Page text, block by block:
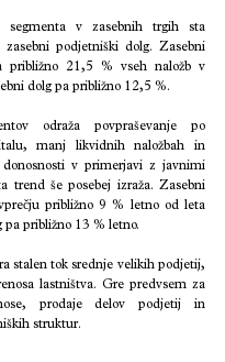
segmenta v zasebnih trgih sta
podjetniški dolg. Zasebni
približno 21,5 % vseh naložb v
dolg pa približno 12,5 %.
odraža povpraševanje po
manj likvidnih naložbah in
v primerjavi z javnimi
trend še posebej izraža. Zasebni
približno 9 % letno od leta
pa približno 13 % letno.
stalen tok srednje velikih podjetij,
lastništva. Gre predvsem za
prodaje delov podjetij in
struktur.